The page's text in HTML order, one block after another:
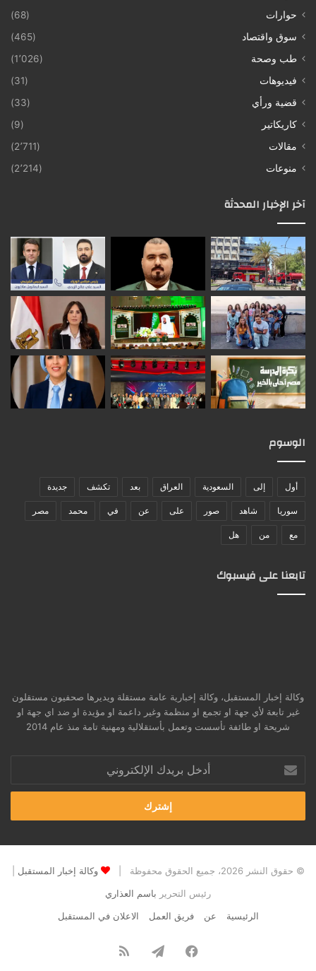
حوارات
(68)
سوق واقتصاد
(465)
طب وصحة
(1٬026)
فيديوهات
(31)
قضية ورأي
(33)
كاريكاتير
(9)
مقالات
(2٬711)
منوعات
(2٬214)
آخر الإخبار المحدثة
الوسوم
أول إلى السعودية العراق بعد تكشف جديدة
سوريا شاهد صور على عن في محمد مصر
مع من هل
تابعنا على فيسبوك
وكالة إخبار المستقبل، وكالة إخبارية عامة مستقلة ويديرها صحفيون مستقلون
غير تابعة لأي جهة او تجمع او منظمة وغير داعمة او مؤيدة او ضد اي جهة او
شريحة او طائفة تأسست وتعمل بأستقلالية ومهنية تامة منذ عام 2014
بريدك
الإلكتروني
© حقوق النشر 2026، جميع الحقوق محفوظة | وكالة إخبار المستقبل
رئيس التحرير باسم العذاري
الرئيسية
عن فريق العمل الاعلان في المستقبل
فيسبوك تيلقرام